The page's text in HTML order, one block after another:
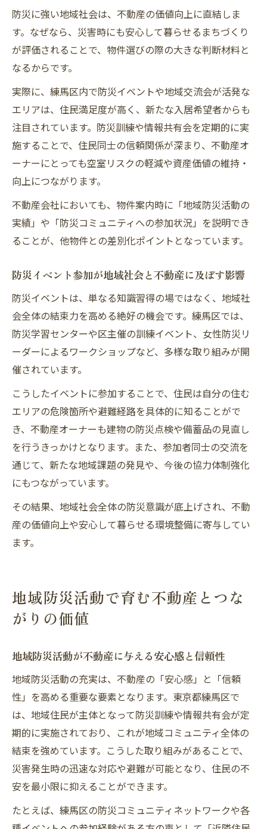
多様な視点が生む地域社会の新しい防災ネ
ットワーク
女性リーダー主導の地域社会イベントと不
動産の関係
練馬区の不動産求人について
防災に強い地域社会は、不動産の価値向上に直結しま
す。なぜなら、災害時にも安心して暮らせるまちづくり
が評価されることで、物件選びの際の大きな判断材料と
なるからです。
実際に、練馬区内で防災イベントや地域交流会が活発な
エリアは、住民満足度が高く、新たな入居希望者からも
注目されています。防災訓練や情報共有会を定期的に実
施することで、住民同士の信頼関係が深まり、不動産オ
ーナーにとっても空室リスクの軽減や資産価値の維持・
向上につながります。
不動産会社においても、物件案内時に「地域防災活動の
実績」や「防災コミュニティへの参加状況」を説明でき
ることが、他物件との差別化ポイントとなっています。
防災イベント参加が地域社会と不動産に及ぼす影響
防災イベントは、単なる知識習得の場ではなく、地域社
会全体の結束力を高める絶好の機会です。練馬区では、
防災学習センターや区主催の訓練イベント、女性防災リ
ーダーによるワークショップなど、多様な取り組みが開
催されています。
こうしたイベントに参加することで、住民は自分の住む
エリアの危険箇所や避難経路を具体的に知ることがで
き、不動産オーナーも建物の防災点検や備蓄品の見直し
を行うきっかけとなります。また、参加者同士の交流を
通じて、新たな地域課題の発見や、今後の協力体制強化
にもつながっています。
その結果、地域社会全体の防災意識が底上げされ、不動
産の価値向上や安心して暮らせる環境整備に寄与してい
ます。
地域防災活動で育む不動産とつな
がりの価値
地域防災活動が不動産に与える安心感と信頼性
地域防災活動の充実は、不動産の「安心感」と「信頼
性」を高める重要な要素となります。東京都練馬区で
は、地域住民が主体となって防災訓練や情報共有会が定
期的に実施されており、これが地域コミュニティ全体の
結束を強めています。こうした取り組みがあることで、
災害発生時の迅速な対応や避難が可能となり、住民の不
安を最小限に抑えることができます。
たとえば、練馬区の防災コミュニティネットワークや各